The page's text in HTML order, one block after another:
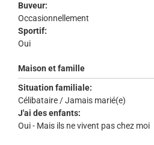
Buveur:
Occasionnellement
Sportif:
Oui
Maison et famille
Situation familiale:
Célibataire / Jamais marié(e)
J'ai des enfants:
Oui - Mais ils ne vivent pas chez moi